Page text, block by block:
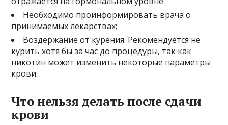
Необходимо проинформировать врача о
принимаемых лекарствах;
Воздержание от курения. Рекомендуется не
курить хотя бы за час до процедуры, так как
никотин может изменить некоторые параметры
крови.
Что нельзя делать после сдачи
крови